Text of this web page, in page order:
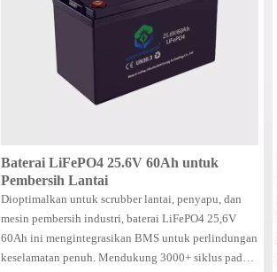
Baterai LiFePO4 25.6V 60Ah untuk
Pembersih Lantai
Dioptimalkan untuk scrubber lantai, penyapu, dan
mesin pembersih industri, baterai LiFePO4 25,6V
60Ah ini mengintegrasikan BMS untuk perlindungan
keselamatan penuh. Mendukung 3000+ siklus pada